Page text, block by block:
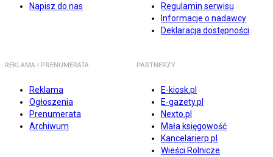
Napisz do nas
Regulamin serwisu
Informacje o nadawcy
Deklaracja dostępności
REKLAMA I PRENUMERATA
Reklama
Ogłoszenia
Prenumerata
Archiwum
PARTNERZY
E-kiosk.pl
E-gazety.pl
Nexto.pl
Mała księgowość
Kancelarierp.pl
Wieści Rolnicze